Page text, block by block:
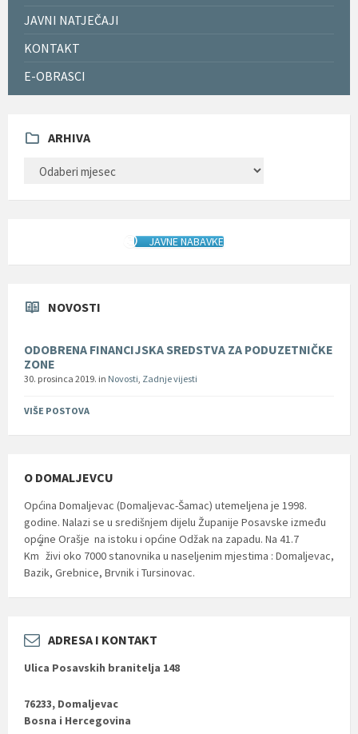
JAVNI NATJEČAJI
KONTAKT
E-OBRASCI
ARHIVA
JAVNE NABAVKE
NOVOSTI
ODOBRENA FINANCIJSKA SREDSTVA ZA PODUZETNIČKE
ZONE
30. prosinca 2019. in Novosti, Zadnje vijesti
VIŠE POSTOVA
O DOMALJEVCU
Općina Domaljevac (Domaljevac-Šamac) utemeljena je 1998.
godine. Nalazi se u središnjem dijelu Županije Posavske između
općine Orašje na istoku i općine Odžak na zapadu. Na 41.7
Km
2
živi oko 7000 stanovnika u naseljenim mjestima : Domaljevac,
Bazik, Grebnice, Brvnik i Tursinovac.
ADRESA I KONTAKT
Ulica Posavskih branitelja 148
76233, Domaljevac
Bosna i Hercegovina